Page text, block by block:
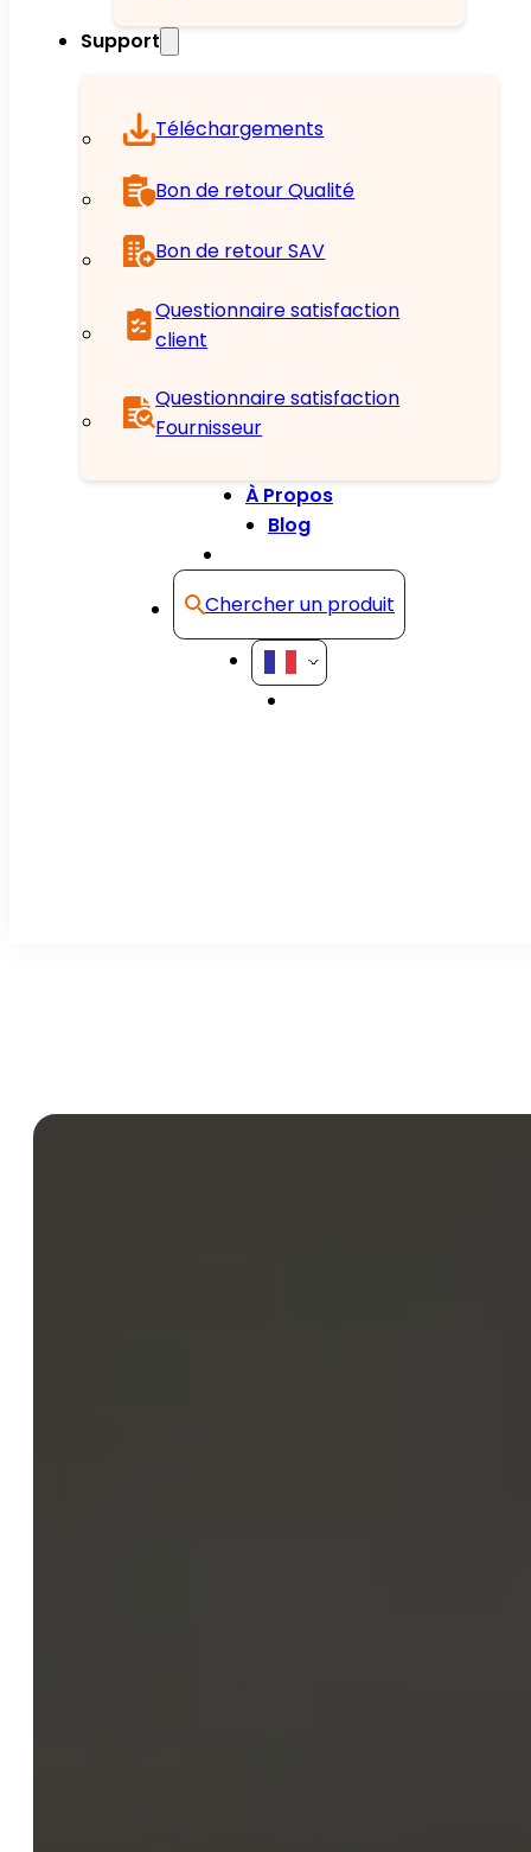
Support
Téléchargements
Bon de retour Qualité
Bon de retour SAV
Questionnaire satisfaction
client
Questionnaire satisfaction
Fournisseur
À Propos
Blog
Chercher un produit